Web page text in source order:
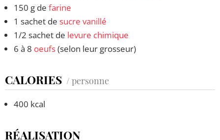
150 g de farine
1 sachet de sucre vanillé
1/2 sachet de levure chimique
6 à 8 oeufs(selon leur grosseur)
CALORIES / personne
400 kcal
RÉALISATION